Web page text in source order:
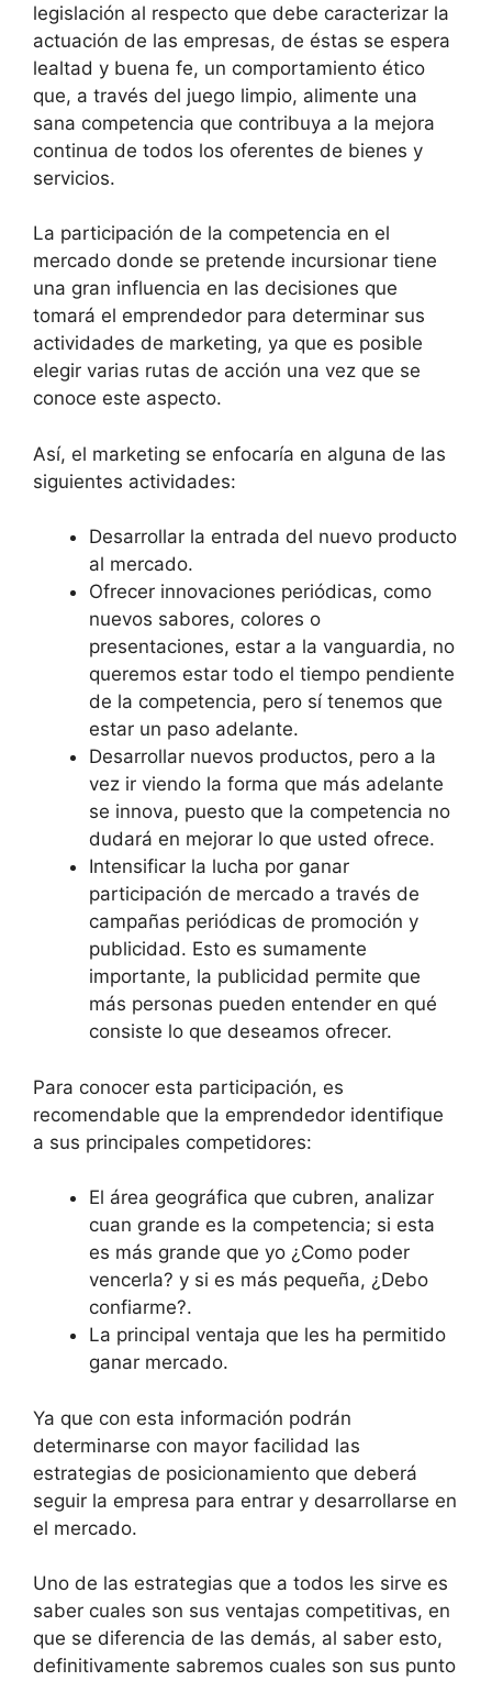
legislación al respecto que debe caracterizar la
actuación de las empresas, de éstas se espera
lealtad y buena fe, un comportamiento ético
que, a través del juego limpio, alimente una
sana competencia que contribuya a la mejora
continua de todos los oferentes de bienes y
servicios.
La participación de la competencia en el
mercado donde se pretende incursionar tiene
una gran influencia en las decisiones que
tomará el emprendedor para determinar sus
actividades de marketing, ya que es posible
elegir varias rutas de acción una vez que se
conoce este aspecto.
Así, el marketing se enfocaría en alguna de las
siguientes actividades:
Desarrollar la entrada del nuevo producto
al mercado.
Ofrecer innovaciones periódicas, como
nuevos sabores, colores o
presentaciones, estar a la vanguardia, no
queremos estar todo el tiempo pendiente
de la competencia, pero sí tenemos que
estar un paso adelante.
Desarrollar nuevos productos, pero a la
vez ir viendo la forma que más adelante
se innova, puesto que la competencia no
dudará en mejorar lo que usted ofrece.
Intensificar la lucha por ganar
participación de mercado a través de
campañas periódicas de promoción y
publicidad. Esto es sumamente
importante, la publicidad permite que
más personas pueden entender en qué
consiste lo que deseamos ofrecer.
Para conocer esta participación, es
recomendable que la emprendedor identifique
a sus principales competidores:
El área geográfica que cubren, analizar
cuan grande es la competencia; si esta
es más grande que yo ¿Como poder
vencerla? y si es más pequeña, ¿Debo
confiarme?.
La principal ventaja que les ha permitido
ganar mercado.
Ya que con esta información podrán
determinarse con mayor facilidad las
estrategias de posicionamiento que deberá
seguir la empresa para entrar y desarrollarse en
el mercado.
Uno de las estrategias que a todos les sirve es
saber cuales son sus ventajas competitivas, en
que se diferencia de las demás, al saber esto,
definitivamente sabremos cuales son sus punto